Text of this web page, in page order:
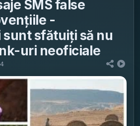
SMS false
-
sfătuiți să nu
uri neoficiale